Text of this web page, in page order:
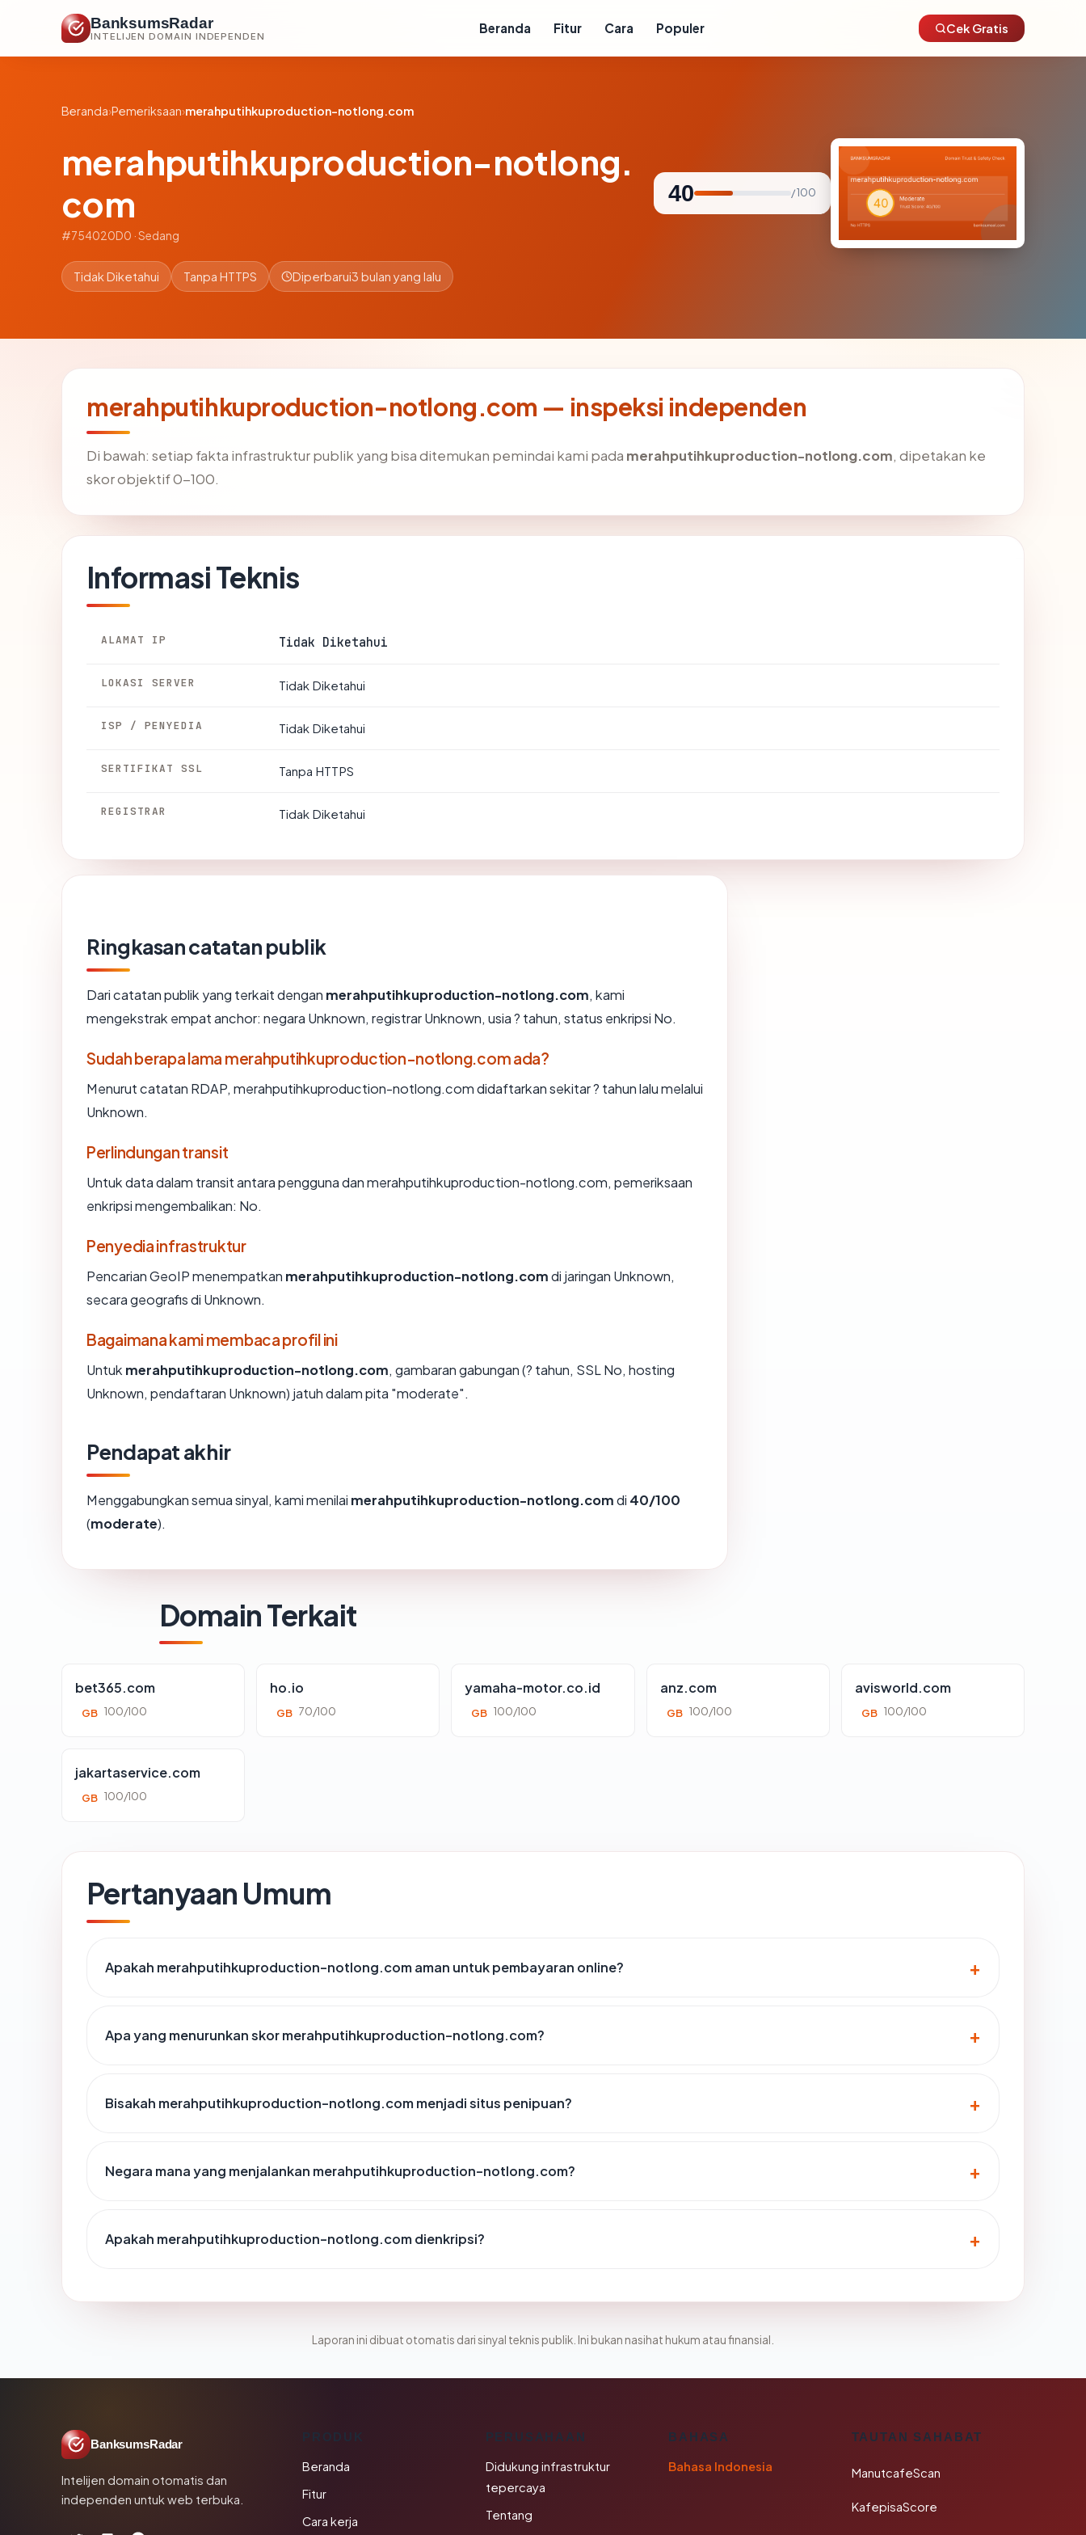
BanksumsRadar
INTELIJEN DOMAIN INDEPENDEN
Beranda Fitur Cara Populer Cek Gratis
Beranda›Pemeriksaan›merahputihkuproduction-notlong.com
merahputihkuproduction-notlong.
com
#754020D0 · Sedang
40 / 100
Tidak Diketahui Tanpa HTTPS Diperbarui3 bulan yang lalu
merahputihkuproduction-notlong.com — inspeksi independen
Di bawah: setiap fakta infrastruktur publik yang bisa ditemukan pemindai kami pada merahputihkuproduction-notlong.com, dipetakan ke
skor objektif 0-100.
Informasi Teknis
ALAMAT IP Tidak Diketahui
LOKASI SERVER Tidak Diketahui
ISP / PENYEDIA Tidak Diketahui
SERTIFIKAT SSL Tanpa HTTPS
REGISTRAR Tidak Diketahui
Ringkasan catatan publik
Dari catatan publik yang terkait dengan merahputihkuproduction-notlong.com, kami
mengekstrak empat anchor: negara Unknown, registrar Unknown, usia ? tahun, status enkripsi No.
Sudah berapa lama merahputihkuproduction-notlong.com ada?
Menurut catatan RDAP, merahputihkuproduction-notlong.com didaftarkan sekitar ? tahun lalu melalui
Unknown.
Perlindungan transit
Untuk data dalam transit antara pengguna dan merahputihkuproduction-notlong.com, pemeriksaan
enkripsi mengembalikan: No.
Penyedia infrastruktur
Pencarian GeoIP menempatkan merahputihkuproduction-notlong.comdi jaringan Unknown,
secara geografis di Unknown.
Bagaimana kami membaca profil ini
Untuk merahputihkuproduction-notlong.com, gambaran gabungan (? tahun, SSL No, hosting
Unknown, pendaftaran Unknown) jatuh dalam pita "moderate".
Pendapat akhir
Menggabungkan semua sinyal, kami menilai merahputihkuproduction-notlong.comdi 40/100
(moderate).
Domain Terkait
bet365.com
GB 100/100
ho.io
GB 70/100
yamaha-motor.co.id
GB 100/100
anz.com
GB 100/100
avisworld.com
GB 100/100
jakartaservice.com
GB 100/100
Pertanyaan Umum
Apakah merahputihkuproduction-notlong.com aman untuk pembayaran online?
Apa yang menurunkan skor merahputihkuproduction-notlong.com?
Bisakah merahputihkuproduction-notlong.com menjadi situs penipuan?
Negara mana yang menjalankan merahputihkuproduction-notlong.com?
Apakah merahputihkuproduction-notlong.com dienkripsi?
Laporan ini dibuat otomatis dari sinyal teknis publik. Ini bukan nasihat hukum atau finansial.
BanksumsRadar
Intelijen domain otomatis dan
independen untuk web terbuka.
Beranda
Fitur
Cara kerja
PERUSAHAAN
Didukung infrastruktur
tepercaya
Tentang
BAHASA
Bahasa Indonesia
TAUTAN SAHABAT
ManutcafeScan
KafepisaScore